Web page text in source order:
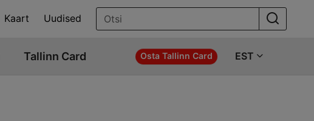
Kaart Uudised
Tallinn Card Osta Tallinn Card EST